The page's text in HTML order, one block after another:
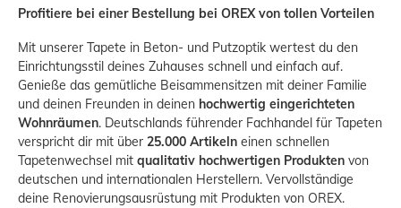
Profitiere bei einer Bestellung bei OREX von tollen Vorteilen
Mit unserer Tapete in Beton- und Putzoptik wertest du den
Einrichtungsstil deines Zuhauses schnell und einfach auf.
Genieße das gemütliche Beisammensitzen mit deiner Familie
und deinen Freunden in deinen hochwertig eingerichteten
Wohnräumen. Deutschlands führender Fachhandel für Tapeten
verspricht dir mit über 25.000 Artikeln einen schnellen
Tapetenwechsel mit qualitativ hochwertigen Produkten von
deutschen und internationalen Herstellern. Vervollständige
deine Renovierungsausrüstung mit Produkten von OREX.